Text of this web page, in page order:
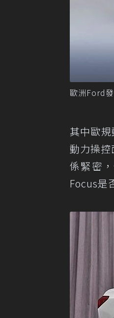
歐洲Ford
其中歐
動力操
係緊密
Focus是